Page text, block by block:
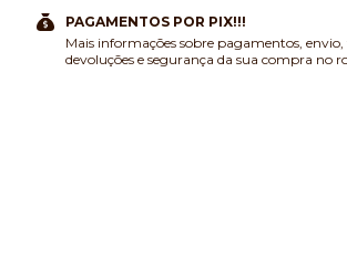
PAGAMENTOS POR PIX!!!
Mais informações sobre pagamentos, envio,
devoluções e segurança da sua compra no